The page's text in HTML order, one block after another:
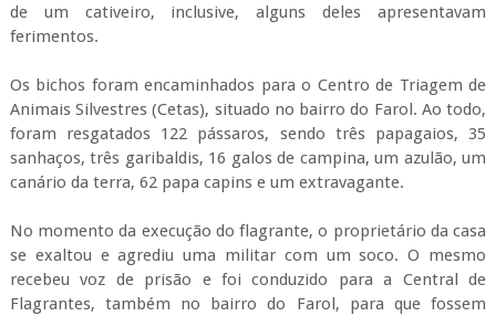
de um cativeiro, inclusive, alguns deles apresentavam
ferimentos.
Os bichos foram encaminhados para o Centro de Triagem de
Animais Silvestres (Cetas), situado no bairro do Farol. Ao todo,
foram resgatados 122 pássaros, sendo três papagaios, 35
sanhaços, três garibaldis, 16 galos de campina, um azulão, um
canário da terra, 62 papa capins e um extravagante.
No momento da execução do flagrante, o proprietário da casa
se exaltou e agrediu uma militar com um soco. O mesmo
recebeu voz de prisão e foi conduzido para a Central de
Flagrantes, também no bairro do Farol, para que fossem